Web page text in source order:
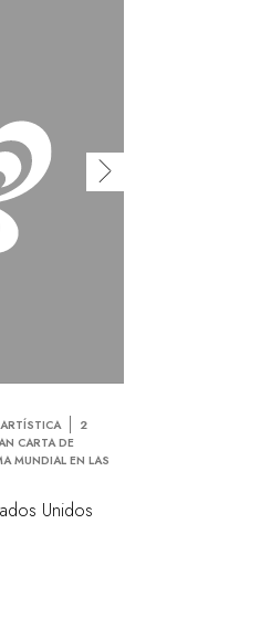
2
CARTA DE
MUNDIAL EN LAS
Unidos